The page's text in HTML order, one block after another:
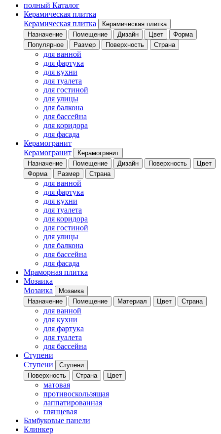
полный Каталог
Керамическая плитка
Керамическая плитка
Керамическая плитка
Назначение
Помещение Дизайн Цвет
Форма
Популярное
Размер Поверхность Страна
для ванной
для фартука
для кухни
для туалета
для гостиной
для улицы
для балкона
для бассейна
для коридора
для фасада
Керамогранит
Керамогранит
Керамогранит
Назначение
Помещение Дизайн Поверхность
Цвет
Форма
Размер Страна
для ванной
для фартука
для кухни
для туалета
для коридора
для гостиной
для улицы
для балкона
для бассейна
для фасада
Мраморная плитка
Мозаика
Мозаика
Мозаика
Назначение
Помещение Материал Цвет Страна
для ванной
для кухни
для фартука
для туалета
для бассейна
Ступени
Ступени
Ступени
Поверхность
Страна Цвет
матовая
противоскользящая
лаппатированная
глянцевая
Бамбуковые панели
Клинкер